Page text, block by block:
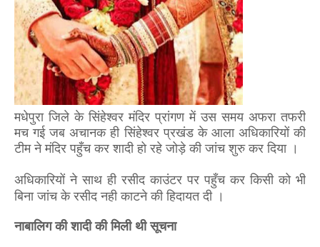
मधेपुरा जिले के सिंहेश्वर मंदिर प्रांगण में उस समय अफरा तफरी
मच गई जब अचानक ही सिंहेश्वर प्रखंड के आला अधिकारियों की
टीम ने मंदिर पहुँच कर शादी हो रहे जोड़े की जांच शुरु कर दिया ।
अधिकारियों ने साथ ही रसीद काउंटर पर पहुँच कर किसी को भी
बिना जांच के रसीद नही काटने की हिदायत दी ।
नाबालिग की शादी की मिली थी सूचना